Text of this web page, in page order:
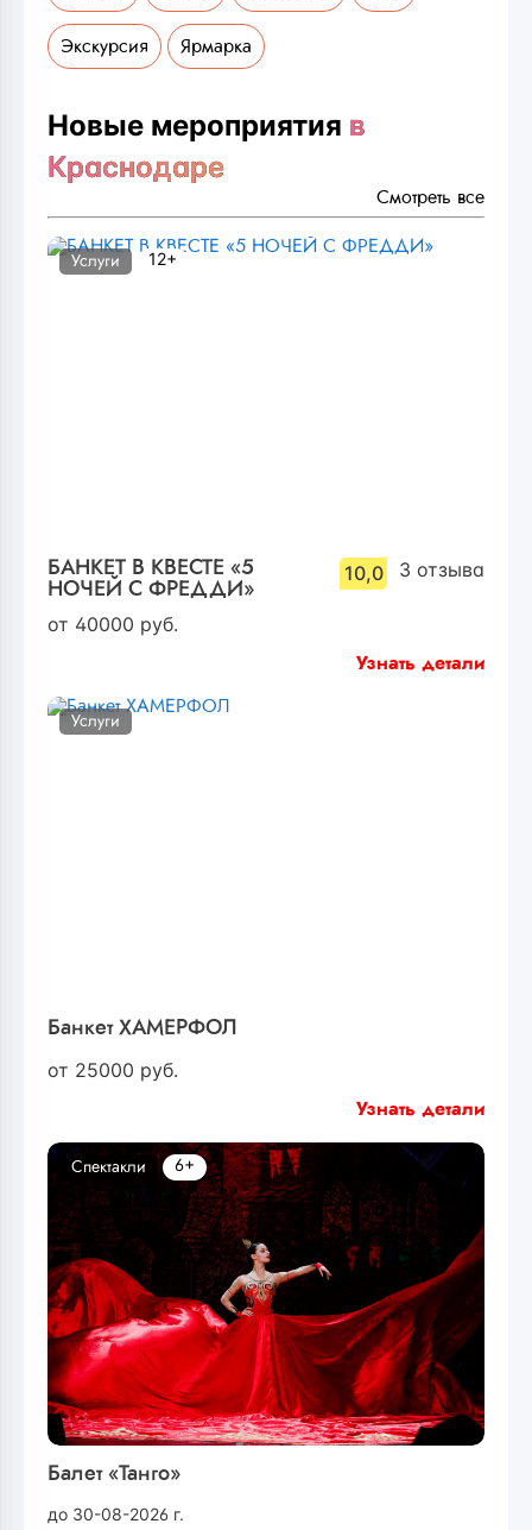
Экскурсия Ярмарка
Новые мероприятия в
Краснодаре
Смотреть все
БАНКЕТ В КВЕСТЕ «5
НОЧЕЙ С ФРЕДДИ»
10,0 3 отзыва
от 40000 руб.
Услуги 12+
Узнать детали
Банкет ХАМЕРФОЛ
от 25000 руб.
Услуги
Узнать детали
Балет «Танго»
до 30-08-2026 г.
Спектакли 6+